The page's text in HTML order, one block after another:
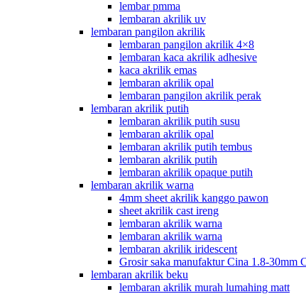
lembar pmma
lembaran akrilik uv
lembaran pangilon akrilik
lembaran pangilon akrilik 4×8
lembaran kaca akrilik adhesive
kaca akrilik emas
lembaran akrilik opal
lembaran pangilon akrilik perak
lembaran akrilik putih
lembaran akrilik putih susu
lembaran akrilik opal
lembaran akrilik putih tembus
lembaran akrilik putih
lembaran akrilik opaque putih
lembaran akrilik warna
4mm sheet akrilik kanggo pawon
sheet akrilik cast ireng
lembaran akrilik warna
lembaran akrilik warna
lembaran akrilik iridescent
Grosir saka manufaktur Cina 1.8-30mm
lembaran akrilik beku
lembaran akrilik murah lumahing matt